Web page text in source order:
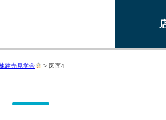
建売見学会 > 図面4